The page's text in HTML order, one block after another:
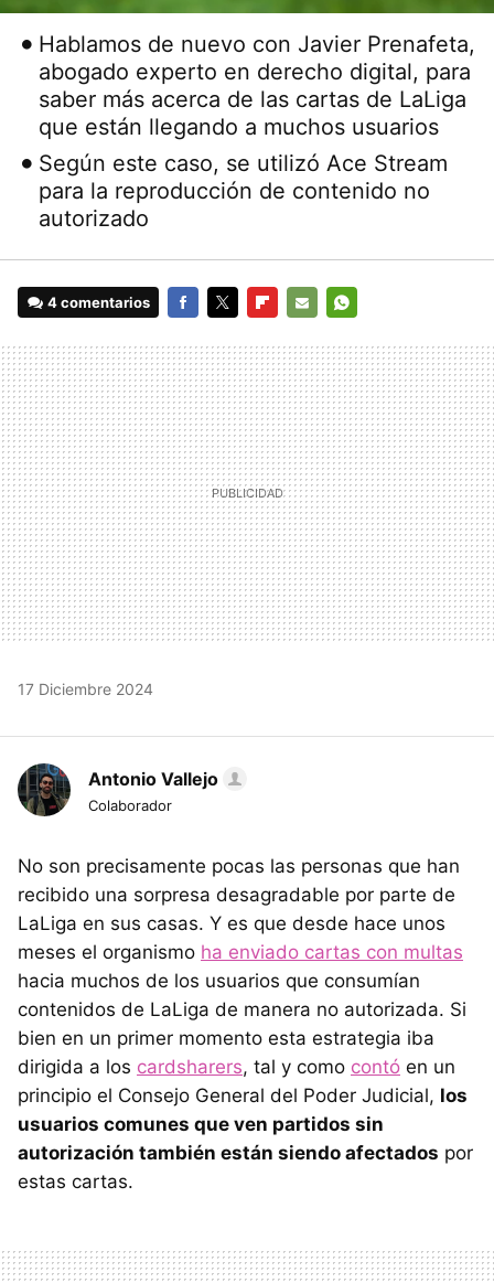
Hablamos de nuevo con Javier Prenafeta,
abogado experto en derecho digital, para
saber más acerca de las cartas de LaLiga
que están llegando a muchos usuarios
Según este caso, se utilizó Ace Stream
para la reproducción de contenido no
autorizado
4 comentarios
MAIL
17 Diciembre 2024
Antonio Vallejo
Colaborador
No son precisamente pocas las personas que han
recibido una sorpresa desagradable por parte de
LaLiga en sus casas. Y es que desde hace unos
meses el organismo ha enviado cartas con multas
hacia muchos de los usuarios que consumían
contenidos de LaLiga de manera no autorizada. Si
bien en un primer momento esta estrategia iba
dirigida a los cardsharers, tal y como contó en un
principio el Consejo General del Poder Judicial, los
usuarios comunes que ven partidos sin
autorización también están siendo afectados por
estas cartas.